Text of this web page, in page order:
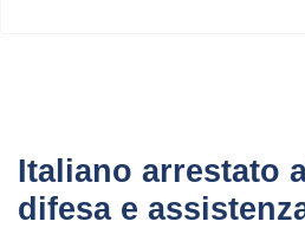
Italiano arrestato
difesa e